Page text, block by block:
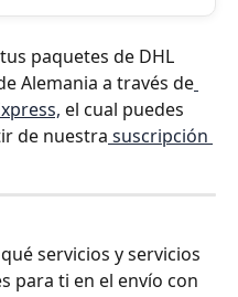
paquetes de DHL
Alemania a través de
el cual puedes
de nuestra suscripción
servicios y servicios
para ti en el envío con